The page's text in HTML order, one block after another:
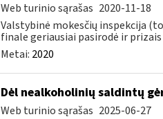
Web turinio sąrašas 2020-11-18
Valstybinė mokesčių inspekcija
finale geriausiai pasirodė ir
Metai: 2020
Dėl nealkoholinių saldintų
Web turinio sąrašas 2025-06-27